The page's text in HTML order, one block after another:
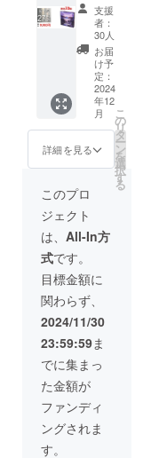
により
出荷時
期が遅
れる場
合があ
りま
す。
の金額
です。■
デザイ
ン・仕
様は変
更にな
る可能
性もご
ざいま
す。ご
了承く
い。■ご
注文状
用部材
の供給
状況、
製造工
程上の
都合等
により
出荷時
れる場
合があ
りま
す。
」を１
個お届
けしま
す。 ■
一般販
売予定
価格
13,800
円の
27%OF
Fでのご
提供で
す。※割
引率は
小数点
以下を
切り捨
てして
いま
す。■限
定30
個。■価
格表示
は消費
税、送
料込み
の金額
です。■
デザイ
ン・仕
様は変
支援
者：
30人
お届
け予
定：
2024
年12
月
詳細を見る
こ
の
リ
タ
ー
ン
を
選
択
す
る
このプロ
ジェクト
は、 All-In方
式です。
目標金額に
関わらず、
2024/11/30
23:59:59ま
でに集まっ
た金額が
ファンディ
ングされま
す。